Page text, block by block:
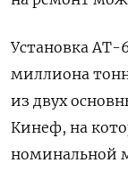
Установка АТ-
миллиона тонн
из двух
Кинеф, на
номинальной